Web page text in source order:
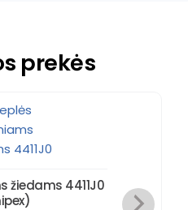
prekės
žiedams 4411J0